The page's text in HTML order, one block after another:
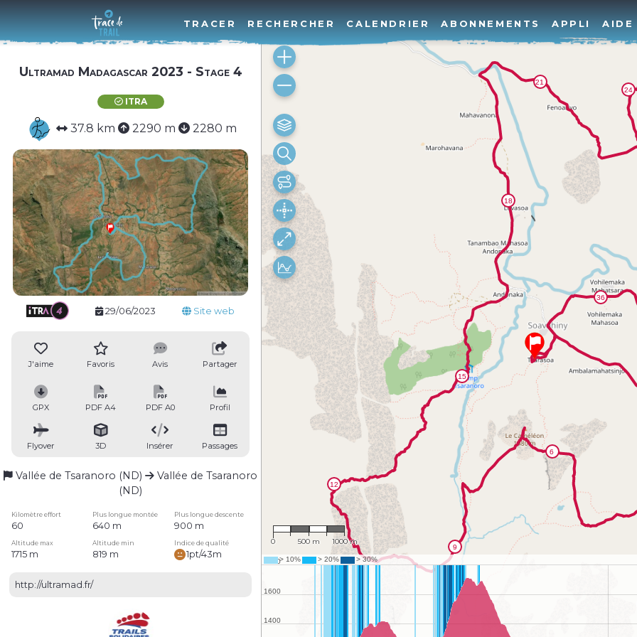
TRACER RECHERCHER CALENDRIER ABONNEMENTS APPLI AIDE
Ultramad Madagascar 2023 - Stage 4
ITRA
37.8 km 2290 m 2280 m
29/06/2023 Site web
J'aime Favoris Avis Partager
GPX PDF A4 PDF A0 Profil
Flyover 3D Insérer Passages
Vallée de Tsaranoro (ND)
Vallée de Tsaranoro
(ND)
Kilomètre effort Plus longue montée Plus longue descente
60 640 m 900 m
Altitude max Altitude min Indice de qualité
1715 m 819 m 1pt/43m
http://ultramad.fr/
0 500 m 1000 m